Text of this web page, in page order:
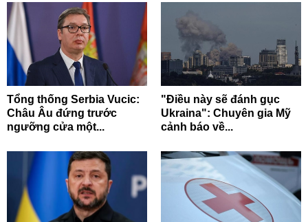
Tổng thống Serbia Vucic:
Châu Âu đứng trước
ngưỡng cửa một...
"Điều này sẽ đánh gục
Ukraina": Chuyên gia Mỹ
cảnh báo về...